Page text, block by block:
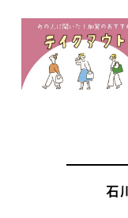
石